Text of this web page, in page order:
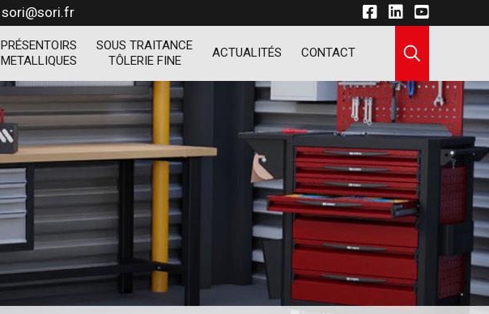
sori@sori.fr
PRÉSENTOIRS
METALLIQUES
SOUS TRAITANCE
TÔLERIE FINE
ACTUALITÉS CONTACT